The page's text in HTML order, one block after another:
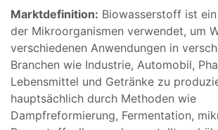
Marktdefinition: Biowasserstoff ist
der Mikroorganismen verwendet, um
verschiedenen Anwendungen in
Branchen wie Industrie, Automobil,
Lebensmittel und Getränke zu
hauptsächlich durch Methoden wie
Dampfreformierung, Fermentation,